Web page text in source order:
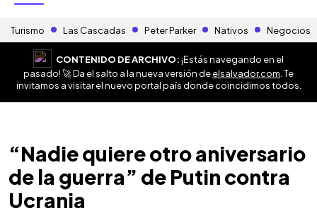
Turismo Las Cascadas Peter Parker Nativos Negocios
CONTENIDO DE ARCHIVO:¡Estás navegando en el
pasado! 🚀 Da el salto a la nueva versión deelsalvador.com . Te
invitamos a visitar el nuevo portal país donde coincidimos todos.
“Nadie quiere otro aniversario
de la guerra” de Putin contra
Ucrania